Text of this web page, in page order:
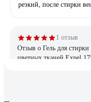
резкий, после стирки
1 отзыв
Отзыв о Гель для
цветных тканей Expel